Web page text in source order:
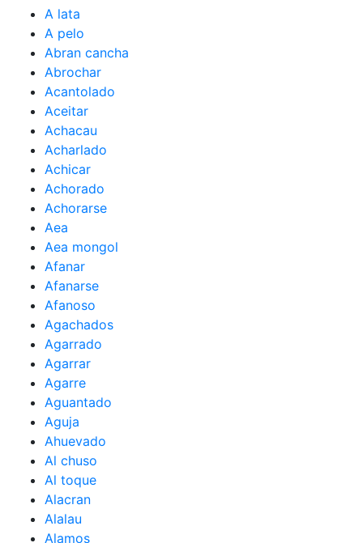
A lata
A pelo
Abran cancha
Abrochar
Acantolado
Aceitar
Achacau
Acharlado
Achicar
Achorado
Achorarse
Aea
Aea mongol
Afanar
Afanarse
Afanoso
Agachados
Agarrado
Agarrar
Agarre
Aguantado
Aguja
Ahuevado
Al chuso
Al toque
Alacran
Alalau
Alamos